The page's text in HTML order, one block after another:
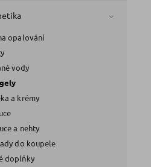
opalování
vody
a krémy
a nehty
do koupele
doplňky